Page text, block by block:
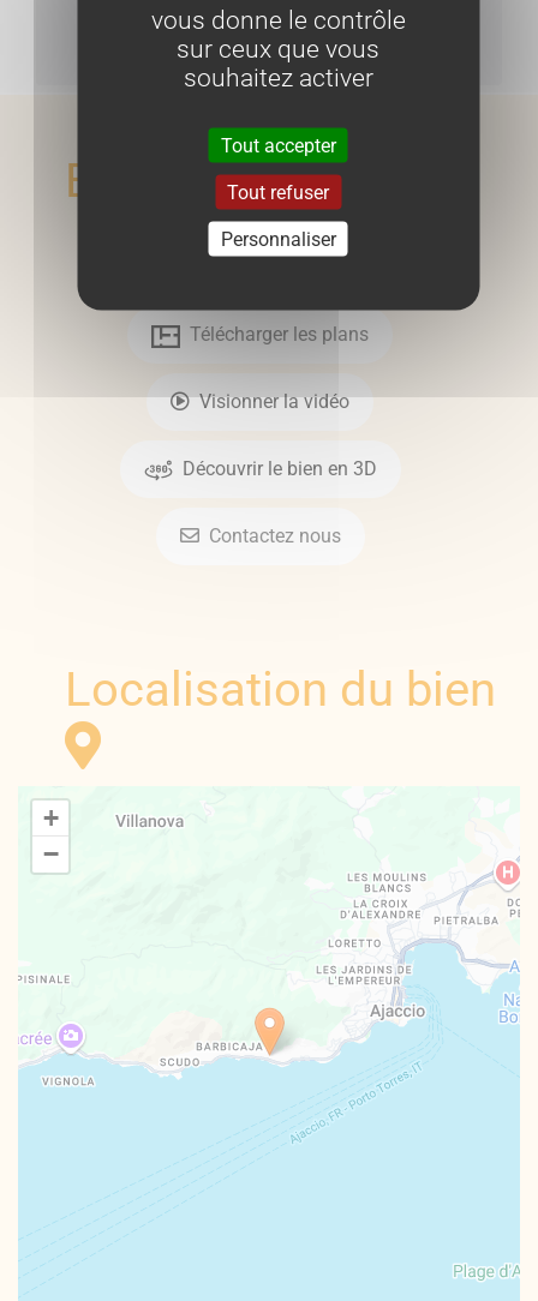
En voir plus
Télécharger les plans
Visionner la vidéo
Découvrir le bien en 3D
Contactez nous
Localisation du bien
+
−
vous donne le contrôle
sur ceux que vous
souhaitez activer
Tout accepter
Tout refuser
Personnaliser